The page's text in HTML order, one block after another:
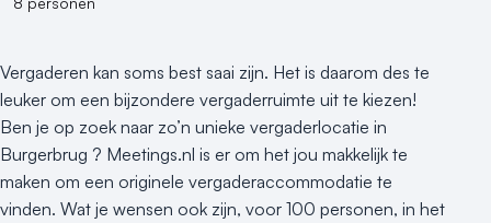
Vergaderen kan soms best saai zijn. Het is daarom des te
leuker om een bijzondere vergaderruimte uit te kiezen!
Ben je op zoek naar zo’n unieke vergaderlocatie in
Burgerbrug ? Meetings.nl is er om het jou makkelijk te
maken om een originele vergaderaccommodatie te
vinden. Wat je wensen ook zijn, voor 100 personen, in het